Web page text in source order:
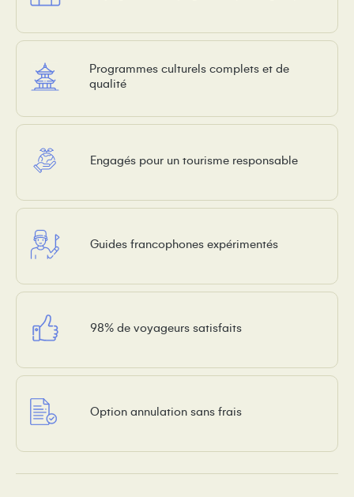
Programmes culturels complets et de
qualité
Engagés pour un tourisme responsable
Guides francophones expérimentés
98% de voyageurs satisfaits
Option annulation sans frais